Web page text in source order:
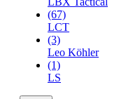
(67)
LCT
(3)
Leo Köhler
(1)
LS